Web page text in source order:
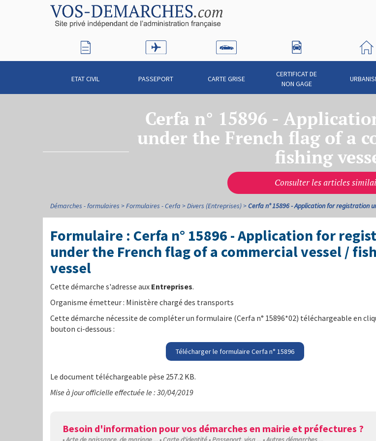
ETAT CIVIL PASSEPORT CARTE GRISE
CERTIFICAT DE
NON GAGE
Cerfa n° 15896 -
under the French flag of a
fishing
Consulter les articles
Démarches - formulaires Formulaires - Cerfa Divers (Entreprises) Cerfa n° 15896 - Application for registration
Formulaire : Cerfa n° 15896 - Application for
under the French flag of a commercial vessel /
vessel
Cette démarche s'adresse aux Entreprises.
Organisme émetteur : Ministère chargé des transports
Cette démarche nécessite de compléter un formulaire (Cerfa n° 15896*02) téléchargeable en
bouton ci-dessous :
Télécharger le formulaire Cerfa n° 15896
Le document téléchargeable pèse 257.2 KB.
Mise à jour officielle effectuée le : 30/04/2019
Besoin d'information pour vos démarches en mairie et préfectures ?